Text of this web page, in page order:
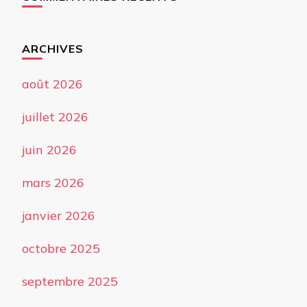
ARCHIVES
août 2026
juillet 2026
juin 2026
mars 2026
janvier 2026
octobre 2025
septembre 2025